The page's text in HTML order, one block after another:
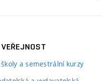
a semestrální kurzy